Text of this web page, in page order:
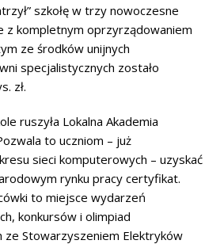
szkołę w trzy nowoczesne
z kompletnym oprzyrządowaniem
ze środków unijnych
specjalistycznych zostało
zł.
ruszyła Lokalna Akademia
to uczniom – już
sieci komputerowych – uzyskać
rynku pracy certyfikat.
to miejsce wydarzeń
konkursów i olimpiad
ze Stowarzyszeniem Elektryków